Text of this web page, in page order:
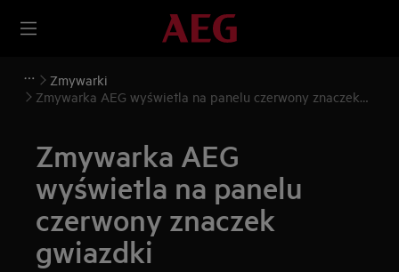
Zmywarki
Zmywarka AEG wyświetla na panelu czerwony znaczek
Zmywarka AEG
wyświetla na panelu
czerwony znaczek
gwiazdki